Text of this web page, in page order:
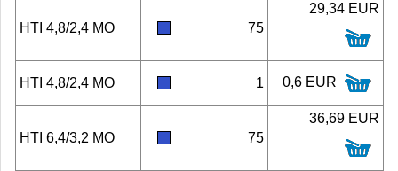
HTI 4,8/2,4 MO 75
29,34 EUR
HTI 4,8/2,4 MO 1 0,6 EUR
HTI 6,4/3,2 MO 75
36,69 EUR